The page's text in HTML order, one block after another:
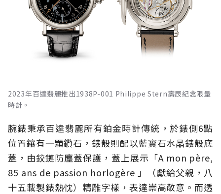
2023年百達翡麗推出1938P-001 Philippe Stern壽辰紀念限量
時計。
腕錶秉承百達翡麗所有鉑金時計傳統，於錶側6點
位置鑲有一顆鑽石，錶殼則配以藍寶石水晶錶殼底
蓋，由鉸鏈防塵蓋保護，蓋上展示「A mon père,
85 ans de passion horlogère 」（獻給父親，八
十五載製錶熱忱）精雕字樣，表達崇高敬意。而透